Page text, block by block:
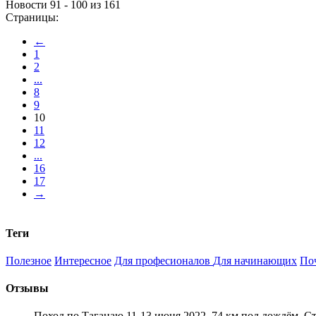
Новости 91 - 100 из 161
Страницы:
←
1
2
...
8
9
10
11
12
...
16
17
→
Теги
Полезное Интересное Для професионалов Для начинающих
Отзывы